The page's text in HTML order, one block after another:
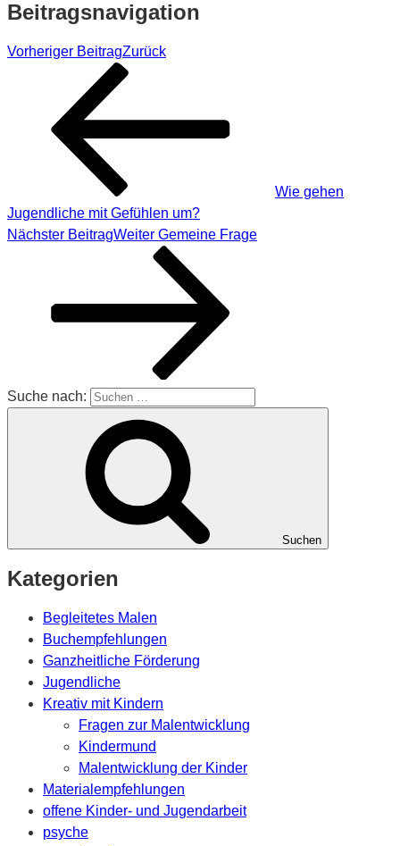
Beitragsnavigation
Vorheriger BeitragZurück
Wie gehen
Jugendliche mit Gefühlen um?
Nächster BeitragWeiter Gemeine Frage
Suche nach:
Suchen
Kategorien
Begleitetes Malen
Buchempfehlungen
Ganzheitliche Förderung
Jugendliche
Kreativ mit Kindern
Fragen zur Malentwicklung
Kindermund
Malentwicklung der Kinder
Materialempfehlungen
offene Kinder- und Jugendarbeit
psyche